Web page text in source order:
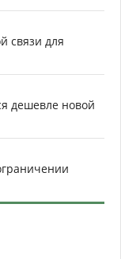
связи для
дешевле новой